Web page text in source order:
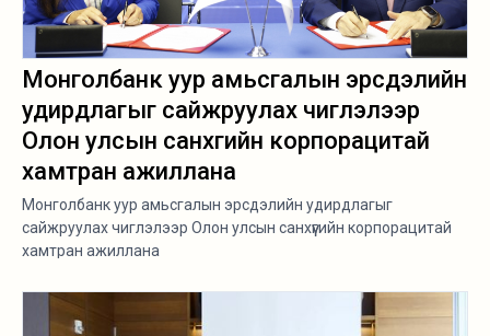
Монголбанк уур амьсгалын эрсдэлийн
удирдлагыг сайжруулах чиглэлээр
Олон улсын санхүүгийн корпорацитай
хамтран ажиллана
Монголбанк уур амьсгалын эрсдэлийн удирдлагыг
сайжруулах чиглэлээр Олон улсын санхүүгийн корпорацитай
хамтран ажиллана